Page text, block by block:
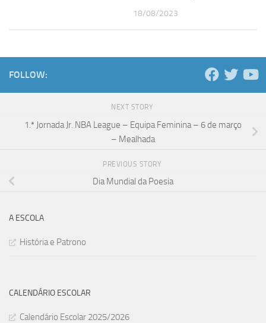
18/08/2023
FOLLOW:
NEXT STORY
1.ª Jornada Jr. NBA League – Equipa Feminina – 6 de março
– Mealhada
PREVIOUS STORY
Dia Mundial da Poesia
A ESCOLA
História e Patrono
CALENDÁRIO ESCOLAR
Calendário Escolar 2025/2026